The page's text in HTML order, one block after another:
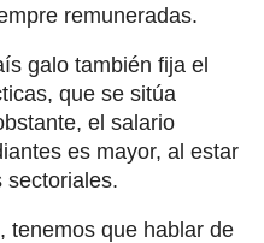
remuneradas.
galo también fija el
que se sitúa
el salario
es mayor, al estar
sectoriales.
tenemos que hablar de